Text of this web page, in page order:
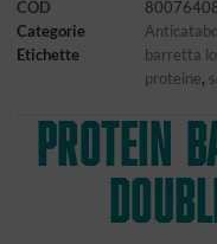
COD
Categorie
Etichette
barretta
proteine,
PROTEIN